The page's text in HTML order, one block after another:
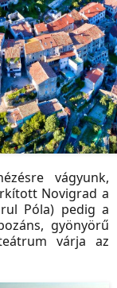
vágyunk,
Novigrad a
Póla) pedig a
gyönyörű
várja az